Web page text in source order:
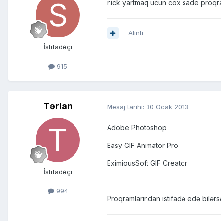
İstifadəçi
915
nick yartmaq ucun cox sade
Alıntı
Tərlan
İstifadəçi
994
Mesaj tarihi: 30 Ocak 2013
Adobe Photoshop
Easy GIF Animator Pro
EximiousSoft GIF Creator
Proqramlarından istifadə edə